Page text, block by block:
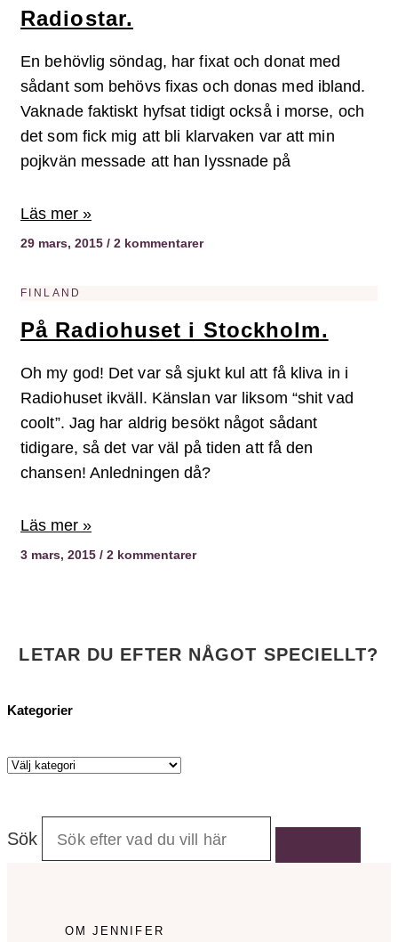
Radiostar.
En behövlig söndag, har fixat och donat med
sådant som behövs fixas och donas med ibland.
Vaknade faktiskt hyfsat tidigt också i morse, och
det som fick mig att bli klarvaken var att min
pojkvän messade att han lyssnade på
Läs mer »
29 mars, 2015 2 kommentarer
FINLAND
På Radiohuset i Stockholm.
Oh my god! Det var så sjukt kul att få kliva in i
Radiohuset ikväll. Känslan var liksom “shit vad
coolt”. Jag har aldrig besökt något sådant
tidigare, så det var väl på tiden att få den
chansen! Anledningen då?
Läs mer »
3 mars, 2015 2 kommentarer
LETAR DU EFTER NÅGOT SPECIELLT?
Kategorier
Kategorier
Sök
OM JENNIFER